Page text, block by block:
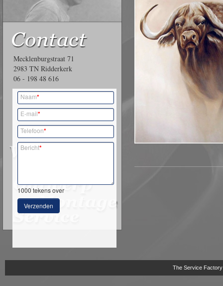
Mecklenburgstraat 71
2983 TN Ridderkerk
06 - 198 48 616
Naam*
E-mail*
Telefoon*
Bericht*
1000 tekens over
Verzenden
The Service